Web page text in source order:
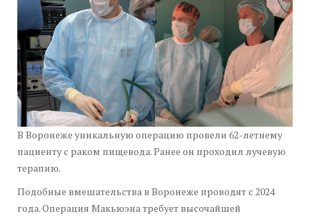
В Воронеже уникальную операцию провели 62-летнему
пациенту с раком пищевода. Ранее он проходил лучевую
терапию.
Подобные вмешательства в Воронеже проводят с 2024
года. Операция Макьюэна требует высочайшей